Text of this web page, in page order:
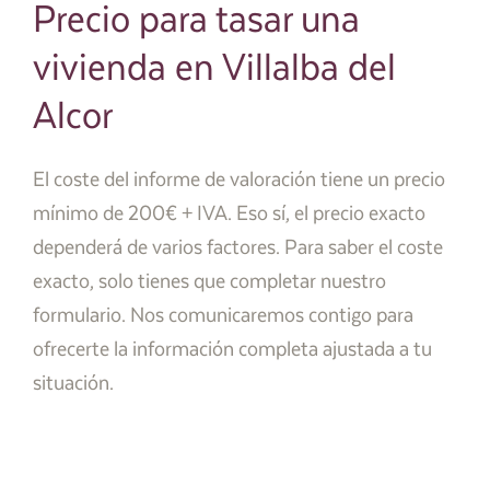
Precio para tasar una
vivienda en Villalba del
Alcor
El coste del informe de valoración tiene un precio
mínimo de 200€ + IVA. Eso sí, el precio exacto
dependerá de varios factores. Para saber el coste
exacto, solo tienes que completar nuestro
formulario. Nos comunicaremos contigo para
ofrecerte la información completa ajustada a tu
situación.